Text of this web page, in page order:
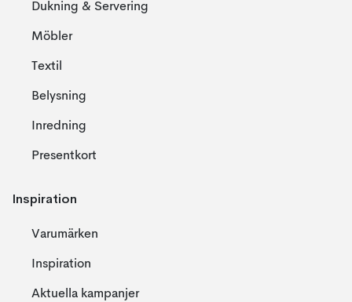
Dukning & Servering
Möbler
Textil
Belysning
Inredning
Presentkort
Inspiration
Varumärken
Inspiration
Aktuella kampanjer